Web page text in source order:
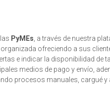
PyMEs , a través de nuestra
ofreciendo a sus
e indicar la disponibilidad de
medios de pago y envío,
procesos manuales, cargué